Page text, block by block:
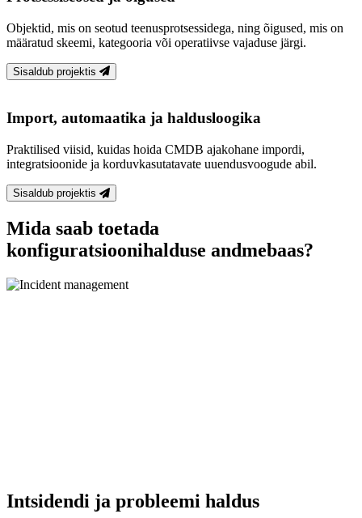
Objektid, mis on seotud teenusprotsessidega, ning õigused, mis on
määratud skeemi, kategooria või operatiivse vajaduse järgi.
Sisaldub projektis
Import, automaatika ja haldusloogika
Praktilised viisid, kuidas hoida CMDB ajakohane impordi,
integratsioonide ja korduvkasutatavate uuendusvoogude abil.
Sisaldub projektis
Mida saab toetada
konfiguratsioonihalduse andmebaas?
Intsidendi ja probleemi haldus